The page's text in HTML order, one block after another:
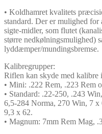
• Koldhamret kvalitets
standard. Der er mulighed for
sigte-midler, som flutet
større nedkølningsmulighed)
lyddæmper/mundingsbremse.
Kalibregrupper:
Riflen kan skyde med kalibre
• Mini: .222 Rem, .223 Rem
• Standard: .22-250, .243
6,5-284 Norma, 270 Win, 7
9,3 x 62.
• Magnum: 7mm Rem Mag,